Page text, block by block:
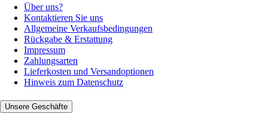
Über uns?
Kontaktieren Sie uns
Allgemeine Verkaufsbedingungen
Rückgabe & Erstattung
Impressum
Zahlungsarten
Lieferkosten und Versandoptionen
Hinweis zum Datenschutz
Unsere Geschäfte